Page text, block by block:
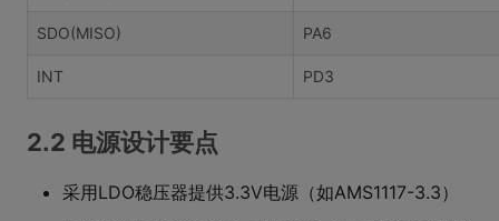
SDO(MISO) PA6
INT PD3
2.2 电源设计要点
采用LDO稳压器提供3.3V电源（如AMS1117-3.3）